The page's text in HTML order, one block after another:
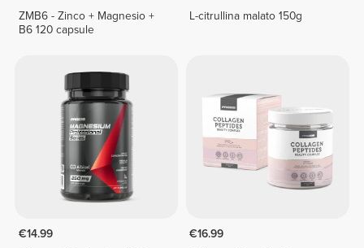
ZMB6 - Zinco + Magnesio +
B6 120 capsule
L-citrullina malato 150g
€14.99
€16.99